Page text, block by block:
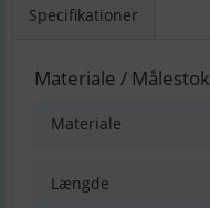
Specifikationer
Materiale / Målestok
Materiale
Længde